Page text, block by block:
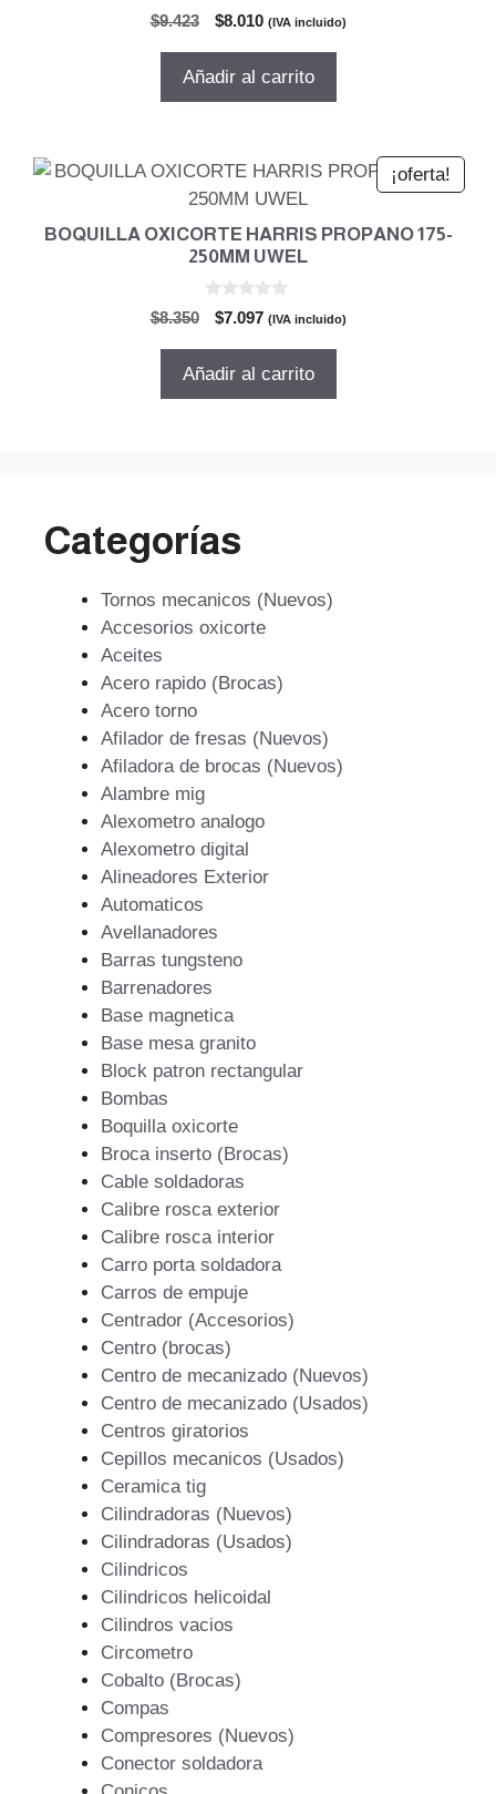
$9.423
El
original
$8.010El
actual
(IVA incluido)
Añadir al carrito
¡oferta!
BOQUILLA OXICORTE HARRIS PROPANO 175-
250MM UWEL
$8.350
El
original
$7.097El
actual
(IVA incluido)
Añadir al carrito
Categorías
Tornos mecanicos (Nuevos)
Accesorios oxicorte
Aceites
Acero rapido (Brocas)
Acero torno
Afilador de fresas (Nuevos)
Afiladora de brocas (Nuevos)
Alambre mig
Alexometro analogo
Alexometro digital
Alineadores Exterior
Automaticos
Avellanadores
Barras tungsteno
Barrenadores
Base magnetica
Base mesa granito
Block patron rectangular
Bombas
Boquilla oxicorte
Broca inserto (Brocas)
Cable soldadoras
Calibre rosca exterior
Calibre rosca interior
Carro porta soldadora
Carros de empuje
Centrador (Accesorios)
Centro (brocas)
Centro de mecanizado (Nuevos)
Centro de mecanizado (Usados)
Centros giratorios
Cepillos mecanicos (Usados)
Ceramica tig
Cilindradoras (Nuevos)
Cilindradoras (Usados)
Cilindricos
Cilindricos helicoidal
Cilindros vacios
Circometro
Cobalto (Brocas)
Compas
Compresores (Nuevos)
Conector soldadora